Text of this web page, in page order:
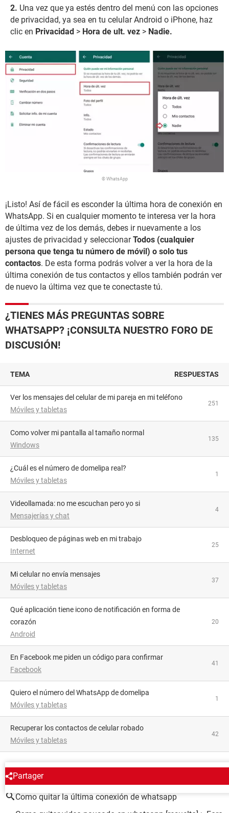
Una vez que ya estés dentro del menú con las opciones
de privacidad, ya sea en tu celular Android o iPhone, haz
clic en Privacidad > Hora de ult. vez > Nadie.
© WhatsApp
¡Listo! Así de fácil es esconder la última hora de conexión en
WhatsApp. Si en cualquier momento te interesa ver la hora
de última vez de los demás, debes ir nuevamente a los
ajustes de privacidad y seleccionarTodos (cualquier
persona que tenga tu número de móvil) o solo tus
contactos. De esta forma podrás volver a ver la hora de la
última conexión de tus contactos y ellos también podrán ver
de nuevo la última vez que te conectaste tú.
¿TIENES MÁS PREGUNTAS SOBRE
WHATSAPP? ¡CONSULTA NUESTRO FORO DE
DISCUSIÓN!
TEMA RESPUESTAS
Ver los mensajes del celular de mi pareja en mi teléfono
Móviles y tabletas
251
como volver mi pantalla al tamaño normal
Windows
135
¿Cuál es el número de domelipa real?
Móviles y tabletas
1
videollamada: no me escuchan pero yo si
Mensajerías y chat
4
Desbloqueo de páginas web en mi trabajo
Internet
25
Mi celular no envía mensajes
Móviles y tabletas
37
Qué aplicación tiene icono de notificación en forma de
corazón
Android
20
En Facebook me piden un código para confirmar
Facebook
41
Quiero el número del WhatsApp de domelipa
Móviles y tabletas
1
Recuperar los contactos de celular robado
Móviles y tabletas
42
Partager
ALREDEDOR DEL MISMO TEMA
Como quitar la última conexión de whatsapp